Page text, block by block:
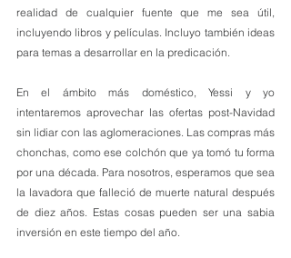
realidad de cualquier fuente que me sea útil,
incluyendo libros y películas. Incluyo también ideas
para temas a desarrollar en la predicación.
En el ámbito más doméstico, Yessi y yo
intentaremos aprovechar las ofertas post-Navidad
sin lidiar con las aglomeraciones. Las compras más
chonchas, como ese colchón que ya tomó tu forma
por una década. Para nosotros, esperamos que sea
la lavadora que falleció de muerte natural después
de diez años. Estas cosas pueden ser una sabia
inversión en este tiempo del año.